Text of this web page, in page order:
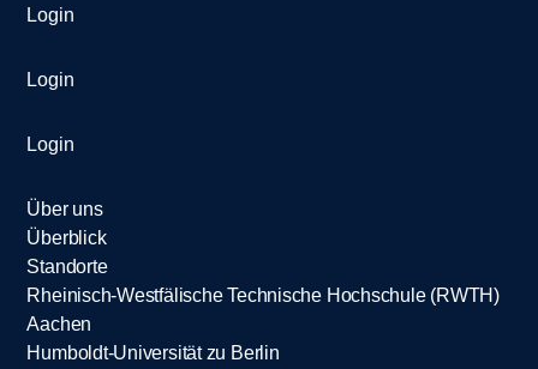
Login
Login
Login
Über uns
Überblick
Standorte
Rheinisch-Westfälische Technische Hochschule (RWTH)
Aachen
Humboldt-Universität zu Berlin